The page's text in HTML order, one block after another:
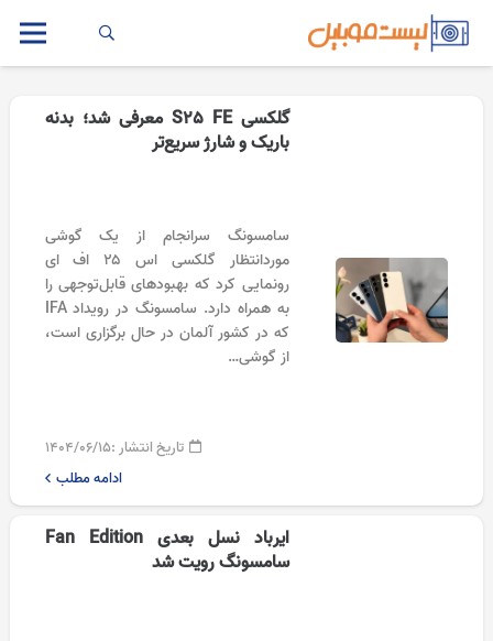
گلکسی S25 FE معرفی شد؛ بدنه
باریک و شارژ سریع‌تر
سامسونگ سرانجام از یک گوشی
موردانتظار گلکسی اس ۲۵ اف ای
رونمایی کرد که بهبودهای قابل‌توجهی را
به همراه دارد. سامسونگ در رویداد IFA
که در کشور آلمان در حال برگزاری است،
از گوشی…
تاریخ انتشار :۱۴۰۴/۰۶/۱۵
ادامه مطلب
ایرباد نسل بعدی Fan Edition
سامسونگ رویت شد